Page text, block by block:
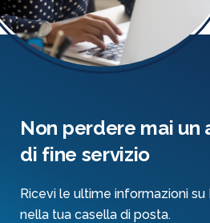
Non perdere mai un
di fine servizio
Ricevi le ultime informazioni
nella tua casella di posta.